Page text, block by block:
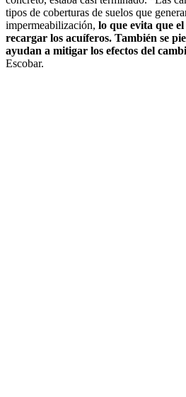
tipos de coberturas de suelos que
impermeabilización, lo que evita que
recargar los acuíferos. También se
ayudan a mitigar los efectos del
Escobar.